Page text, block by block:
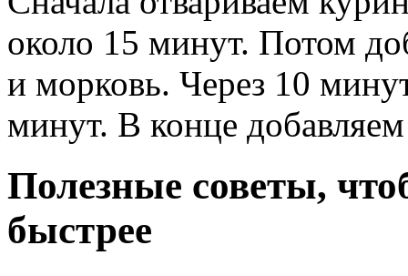
около 15 минут. Потом
и морковь. Через 10
минут. В конце
Полезные советы,
быстрее